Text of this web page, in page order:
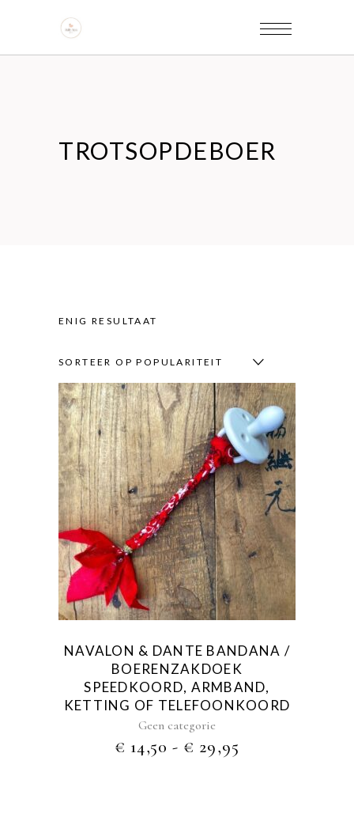
TROTSOPDEBOER
ENIG RESULTAAT
SORTEER OP POPULARITEIT
Dit
product
heeft
meerdere
variaties.
Deze
optie
kan
worden
op
de
productpagina
NAVALON & DANTE BANDANA /
BOERENZAKDOEK
SPEEDKOORD, ARMBAND,
KETTING OF TELEFOONKOORD
Geen categorie
€ 14,50 - € 29,95